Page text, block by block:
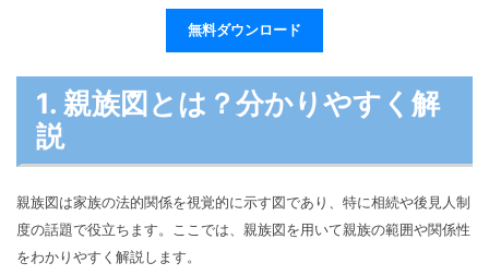
無料ダウンロード
1. 親族図とは？分かりやすく解
説
親族図は家族の法的関係を視覚的に示す図であり、特に相続や後見人制
度の話題で役立ちます。ここでは、親族図を用いて親族の範囲や関係性
をわかりやすく解説します。